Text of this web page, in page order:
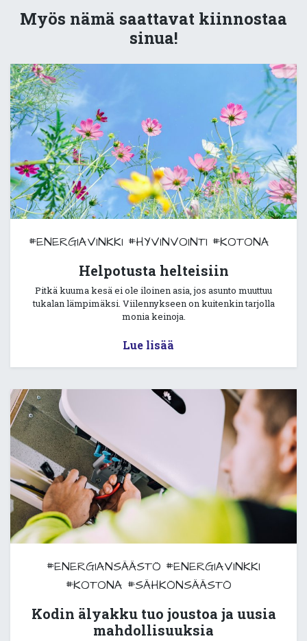
Myös nämä saattavat kiinnostaa
sinua!
#ENERGIAVINKKI #HYVINVOINTI #KOTONA
Helpotusta helteisiin
Pitkä kuuma kesä ei ole iloinen asia, jos asunto muuttuu
tukalan lämpimäksi. Viilennykseen on kuitenkin tarjolla
monia keinoja.
Lue lisää
#ENERGIANSÄÄSTÖ #ENERGIAVINKKI
#KOTONA #SÄHKÖNSÄÄSTÖ
Kodin älyakku tuo joustoa ja uusia
mahdollisuuksia